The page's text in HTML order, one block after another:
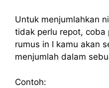
Untuk menjumlahkan
tidak perlu repot, coba
rumus in I kamu akan
menjumlah dalam
Contoh: